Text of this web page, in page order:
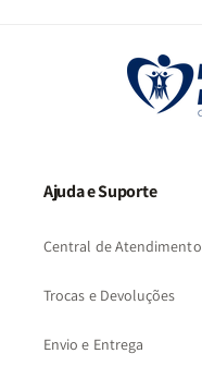
Ajuda e Suporte
Central de Atendimento
Trocas e Devoluções
Envio e Entrega